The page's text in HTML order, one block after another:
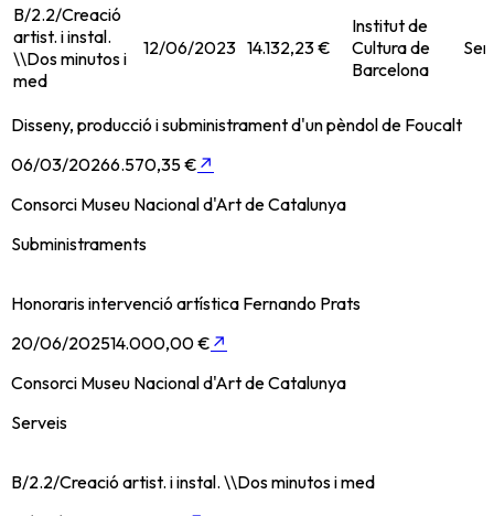
B/2.2/Creació
artist. i instal.
\\Dos minutos i
med
12/06/2023 14.132,23 €
Institut de
Cultura de
Barcelona
Disseny, producció i subministrament d'un pèndol de Foucalt
06/03/20266.570,35 € ↗
Consorci Museu Nacional d'Art de Catalunya
Subministraments
Honoraris intervenció artística Fernando Prats
20/06/202514.000,00 € ↗
Consorci Museu Nacional d'Art de Catalunya
Serveis
B/2.2/Creació artist. i instal. \\Dos minutos i med